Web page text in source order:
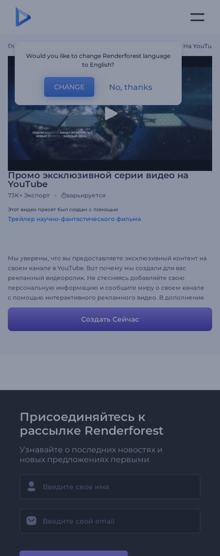
Главная Промо Эксклюзивной Серии Видео На YouTube
Промо эксклюзивной серии видео на
YouTube
73K+ Экспорт варьируется
Этот видео пресет был создан с помощью
Трейлер научно-фантастического фильма
Мы уверены, что вы предоставляете эксклюзивный контент на
своем канале в YouTube. Вот почему мы создали для вас
рекламный видеоролик. Не стесняясь добавляйте свою
персональную информацию и сообщите миру о своем канале
с помощью интерактивного рекламного видео. В дополнение
к этому, высококачественная музыка придаст ролику
Создать Сейчас
Присоединяйтесь к
рассылке Renderforest
Узнавайте о последних новостях и
новых предложениях первыми
Would you like to change Renderforest language
to English?
CHANGE No, thanks